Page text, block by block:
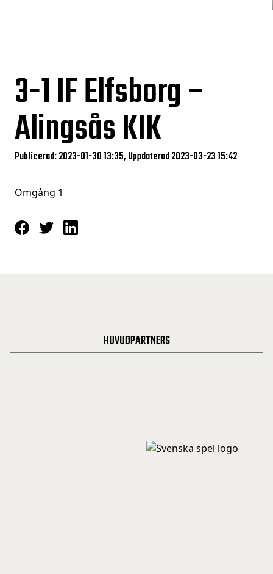
3-1IF Elfsborg –
Alingsås KIK
Publicerad: 2023-01-30 13:35, Uppdaterad 2023-03-23 15:42
Omgång 1
HUVUDPARTNERS